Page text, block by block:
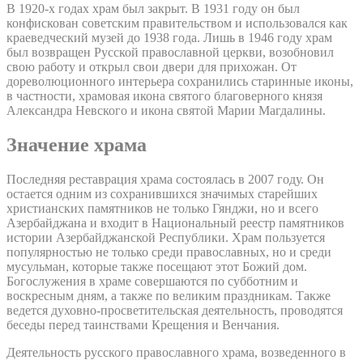
В 1920-х годах храм был закрыт. В 1931 году он был
конфискован советским правительством и использовался как
краеведческий музей до 1938 года. Лишь в 1946 году храм
был возвращен Русской православной церкви, возобновил
свою работу и открыл свои двери для прихожан. От
дореволюционного интерьера сохранились старинные иконы,
в частности, храмовая икона святого благоверного князя
Александра Невского и икона святой Марии Магдалины.
Значение храма
Последняя реставрация храма состоялась в 2007 году. Он
остается одним из сохранившихся значимых старейших
христианских памятников не только Гянджи, но и всего
Азербайджана и входит в Национальный реестр памятников
истории Азербайджанской Республики. Храм пользуется
популярностью не только среди православных, но и среди
мусульман, которые также посещают этот Божий дом.
Богослужения в храме совершаются по субботним и
воскресным дням, а также по великим праздникам. Также
ведется духовно-просветительская деятельность, проводятся
беседы перед таинствами Крещения и Венчания.
Деятельность русского православного храма, возведенного в